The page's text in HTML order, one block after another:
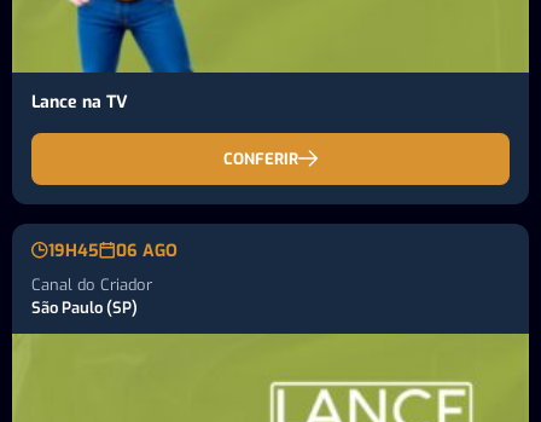
Lance na TV
CONFERIR
19H45 06 AGO
Canal do Criador
São Paulo (SP)